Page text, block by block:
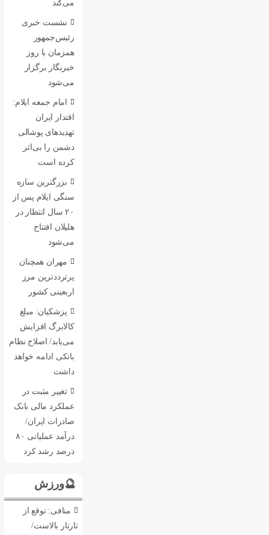
می‌کند
نشست خبری
رئیس‌جمهور
همزمان با روز
خبرنگار برگزار
می‌شود
امام جمعه ایلام:
اقتدار ایران
تهدیدهای پوشالی
دشمن را بی‌اثر
کرده است
بزرگترین سازه
سنگی ایلام پس از
۲۰ سال انتظار در
هلیلان افتتاح
می‌شود
مهران همچنان
پرترددترین مرز
اربعینی کشور
پزشکیان: مبلغ
کالابرگ افزایش
می‌یابد/ اصلاح نظام
بانکی ادامه خواهد
داشت
تغییر مثبت در
عملکرد مالی بانک
صادرات ایران/
درآمد عملیاتی ۸۰
درصد رشد کرد
🔮ورزش
منافی: توقع از
تارتار بالاست/